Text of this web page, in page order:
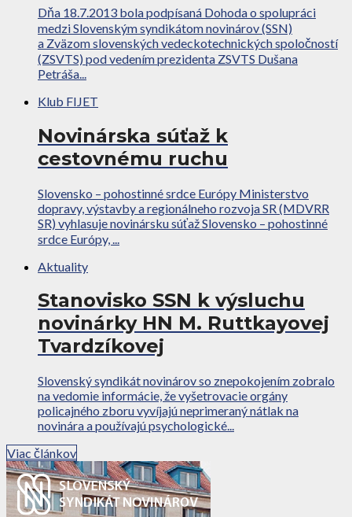
Dňa 18.7.2013 bola podpísaná Dohoda o spolupráci
medzi Slovenským syndikátom novinárov (SSN)
a Zväzom slovenských vedeckotechnických spoločností
(ZSVTS) pod vedením prezidenta ZSVTS Dušana
Petráša...
Klub FIJET
Novinárska súťaž k
cestovnému ruchu
Slovensko – pohostinné srdce Európy Ministerstvo
dopravy, výstavby a regionálneho rozvoja SR (MDVRR
SR) vyhlasuje novinársku súťaž Slovensko – pohostinné
srdce Európy, ...
Aktuality
Stanovisko SSN k výsluchu
novinárky HN M. Ruttkayovej
Tvardzíkovej
Slovenský syndikát novinárov so znepokojením zobralo
na vedomie informácie, že vyšetrovacie orgány
policajného zboru vyvíjajú neprimeraný nátlak na
novinára a používajú psychologické...
Viac článkov